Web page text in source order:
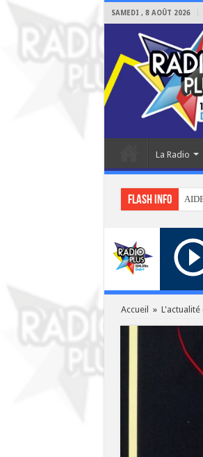
SAMEDI , 8 AOÛT 2026
La Radio
Flash info
Accueil »